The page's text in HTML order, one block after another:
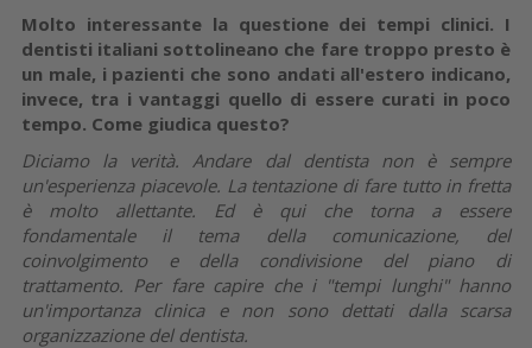
Molto interessante la questione dei tempi clinici. I
dentisti italiani sottolineano che fare troppo presto è
un male, i pazienti che sono andati all'estero indicano,
invece, tra i vantaggi quello di essere curati in poco
tempo. Come giudica questo?
Diciamo la verità. Andare dal dentista non è sempre
un'esperienza piacevole. La tentazione di fare tutto in fretta
è molto allettante. Ed è qui che torna a essere
fondamentale il tema della comunicazione, del
coinvolgimento e della condivisione del piano di
trattamento. Per fare capire che i "tempi lunghi" hanno
un'importanza clinica e non sono dettati dalla scarsa
organizzazione del dentista.